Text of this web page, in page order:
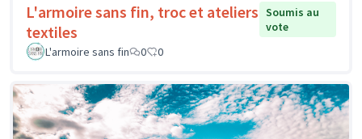
L'armoire sans fin, troc et ateliers
textiles
Soumis au
vote
L'armoire sans fin
0 0